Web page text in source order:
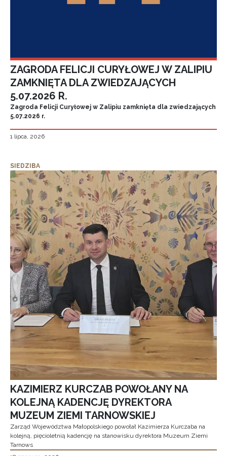
ZAGRODA FELICJI CURYŁOWEJ W ZALIPIU
ZAMKNIĘTA DLA ZWIEDZAJĄCYCH
5.07.2026 R.
Zagroda Felicji Curyłowej w Zalipiu zamknięta dla zwiedzających
5.07.2026 r.
1 lipca, 2026
SIEDZIBA
KAZIMIERZ KURCZAB POWOŁANY NA
KOLEJNĄ KADENCJĘ DYREKTORA
MUZEUM ZIEMI TARNOWSKIEJ
Zarząd Województwa Małopolskiego powołał Kazimierza Kurczaba na
kolejną, pięcioletnią kadencję na stanowisku dyrektora Muzeum Ziemi
Tarnows